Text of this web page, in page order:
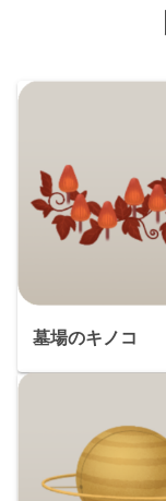
墓場のキノコ